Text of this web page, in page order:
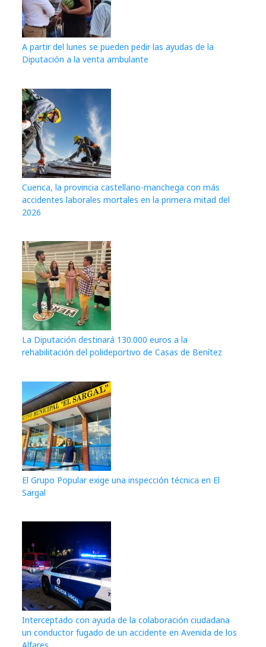
A partir del lunes se pueden pedir las ayudas de la
Diputación a la venta ambulante
Cuenca, la provincia castellano-manchega con más
accidentes laborales mortales en la primera mitad del
2026
La Diputación destinará 130.000 euros a la
rehabilitación del polideportivo de Casas de Benítez
El Grupo Popular exige una inspección técnica en El
Sargal
Interceptado con ayuda de la colaboración ciudadana
un conductor fugado de un accidente en Avenida de los